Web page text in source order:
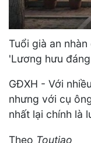
Tuổi già an
'Lương hưu
GĐXH - Với
nhưng với cụ
nhất lại chính là
Theo Toutiao